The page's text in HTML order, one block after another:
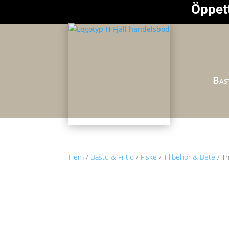
Hem / Bastu & Fritid / Fiske /Tillbehör & Bete /